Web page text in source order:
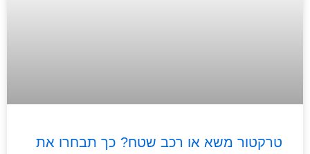
טרקטור משא או רכב שטח? כך תבחרו את